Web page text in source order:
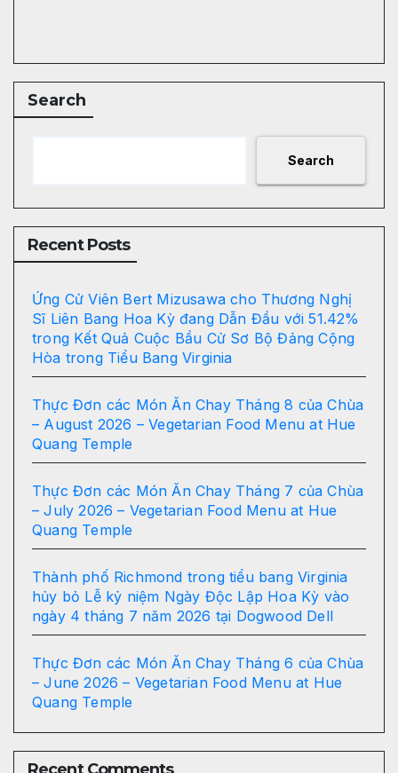
Search
Search
Recent Posts
Ứng Cử Viên Bert Mizusawa cho Thương Nghị
Sĩ Liên Bang Hoa Kỳ đang Dẫn Đầu với 51.42%
trong Kết Quả Cuộc Bầu Cử Sơ Bộ Đảng Cộng
Hòa trong Tiểu Bang Virginia
Thực Đơn các Món Ăn Chay Tháng 8 của Chùa
– August 2026 – Vegetarian Food Menu at Hue
Quang Temple
Thực Đơn các Món Ăn Chay Tháng 7 của Chùa
– July 2026 – Vegetarian Food Menu at Hue
Quang Temple
Thành phố Richmond trong tiểu bang Virginia
hủy bỏ Lễ kỷ niệm Ngày Độc Lập Hoa Kỳ vào
ngày 4 tháng 7 năm 2026 tại Dogwood Dell
Thực Đơn các Món Ăn Chay Tháng 6 của Chùa
– June 2026 – Vegetarian Food Menu at Hue
Quang Temple